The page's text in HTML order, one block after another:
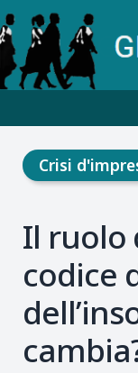
Crisi
Il ruolo
codice